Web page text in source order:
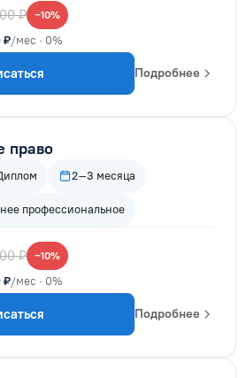
₽ −10%
₽/мес · 0%
Подробнее
право
2–3 месяца
профессиональное
₽ −10%
₽/мес · 0%
Подробнее